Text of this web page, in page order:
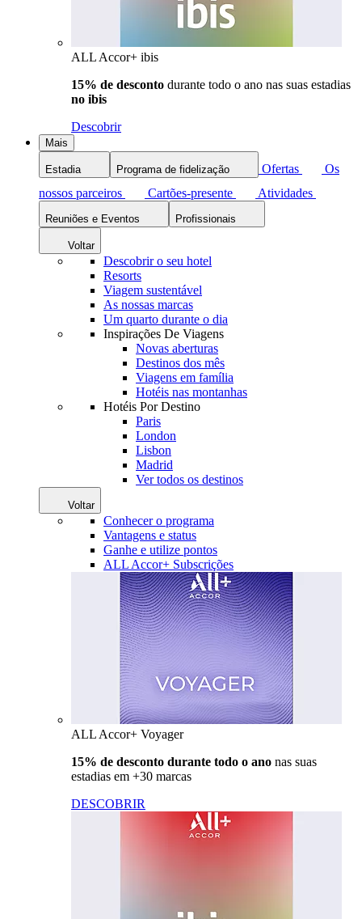
ALL Accor+ ibis
15% de desconto durante todo o ano nas suas estadias
no ibis
Descobrir
Mais
Estadia Programa de fidelização Ofertas
Os
nossos parceiros
Cartões-presente Atividades
Reuniões e Eventos Profissionais
Voltar
Descobrir o seu hotel
Resorts
Viagem sustentável
As nossas marcas
Um quarto durante o dia
Inspirações De Viagens
Novas aberturas
Destinos dos mês
Viagens em família
Hotéis nas montanhas
Hotéis Por Destino
Paris
London
Lisbon
Madrid
Ver todos os destinos
Voltar
Conhecer o programa
Vantagens e status
Ganhe e utilize pontos
ALL Accor+ Subscrições
ALL Accor+ Voyager
15% de desconto durante todo o ano nas suas
estadias em +30 marcas
DESCOBRIR